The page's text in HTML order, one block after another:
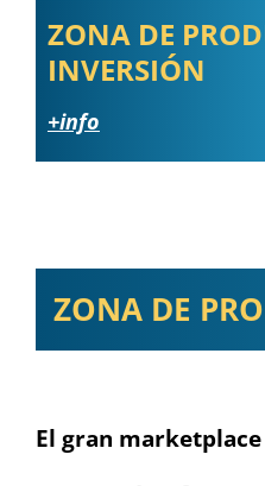
ZONA DE
INVERSIÓN
+info
ZONA DE
El gran